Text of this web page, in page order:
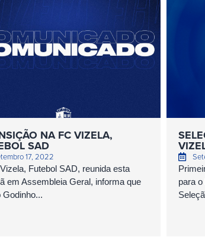
NA FC VIZELA,
SAD
17, 2022
Futebol SAD, reunida esta
em Assembleia Geral, informa que
Godinho...
para